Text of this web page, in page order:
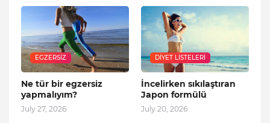
EGZERSIZ
Ne tür bir egzersiz
yapmalıyım?
July 27, 2026
DIYET LISTELERI
İncelirken sıkılaştıran
Japon formülü
July 20, 2026